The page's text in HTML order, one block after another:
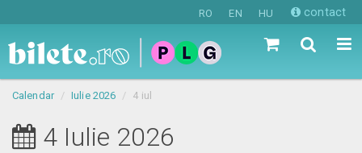
RO EN HU contact
Calendar Iulie 2026 4 iul
4 Iulie 2026